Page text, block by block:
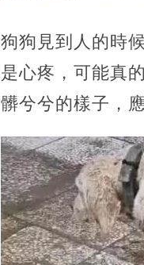
狗狗見到人的時
是心疼，可能真
髒兮兮的樣子，